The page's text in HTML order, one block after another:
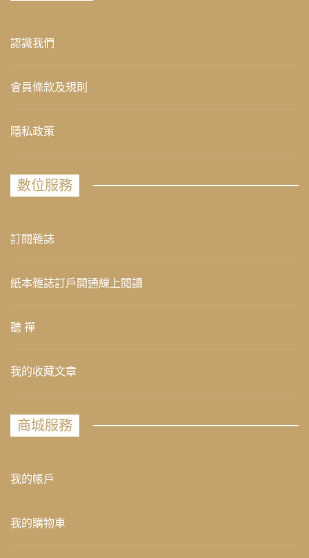
認識我們
會員條款及規則
隱私政策
數位服務
訂閱雜誌
紙本雜誌訂戶開通線上閱讀
聽 禪
我的收藏文章
商城服務
我的帳戶
我的購物車